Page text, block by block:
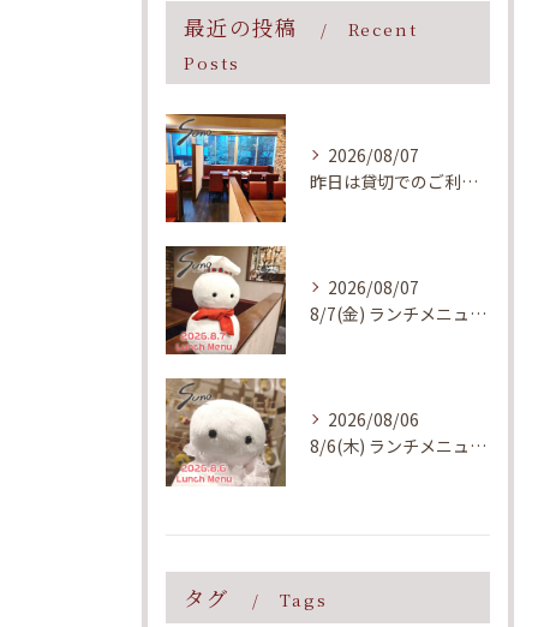
最近の投稿
Recent
Posts
2026/08/07
昨日は貸切でのご利用、誠にありがとうございました！
2026/08/07
8/7(金) ランチメニューのご案内
2026/08/06
8/6(木) ランチメニューのご案内
タグ Tags